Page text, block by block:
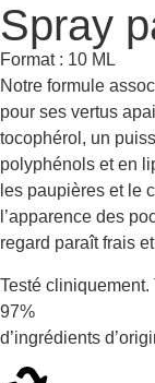
Spray
Format : 10 ML
Notre formule
pour ses vertus
tocophérol, un
polyphénols et en
les paupières et le
l’apparence des
regard paraît frais
Testé
97%
d’ingrédients